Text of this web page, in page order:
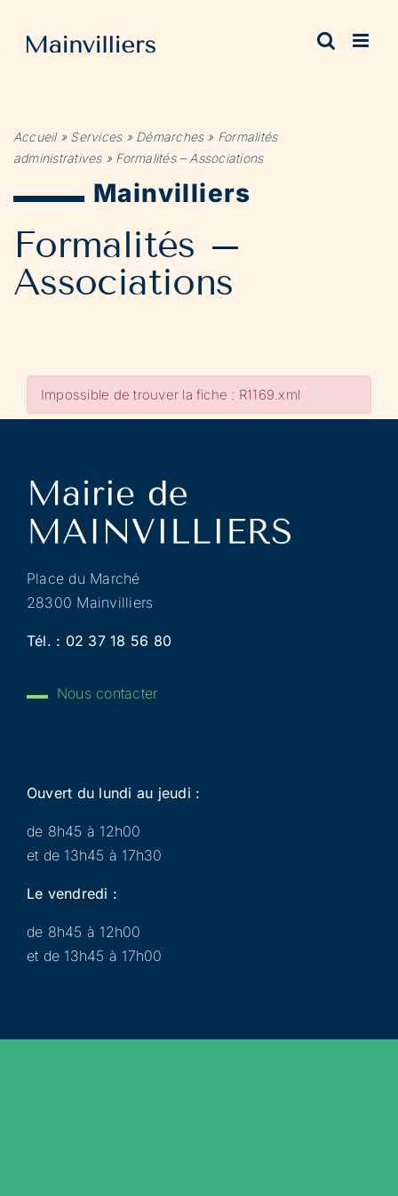
contenu
Accueil» Services» Démarches» Formalités
administratives» Formalités – Associations
Mainvilliers
Formalités –
Associations
Impossible de trouver la fiche : R1169.xml
Place du Marché
28300 Mainvilliers
Tél. : 02 37 18 56 80
Nous contacter
Ouvert du lundi au jeudi :
de 8h45 à 12h00
et de 13h45 à 17h30
Le vendredi :
de 8h45 à 12h00
et de 13h45 à 17h00